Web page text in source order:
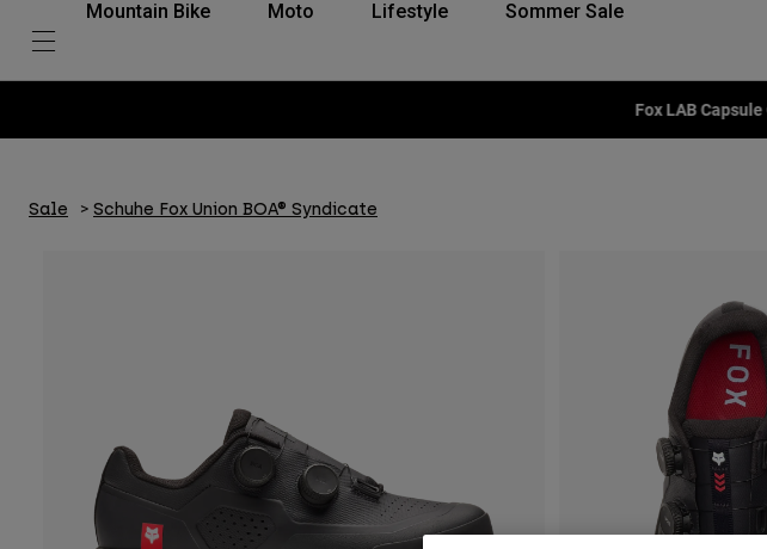
Mountain Bike Moto Lifestyle Sommer Sale
Fox LAB
Sale Schuhe Fox Union BOA® Syndicate